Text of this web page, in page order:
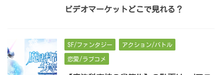
ビデオマーケットどこで見れる？
SF/ファンタジー アクション/バトル
恋愛/ラブコメ